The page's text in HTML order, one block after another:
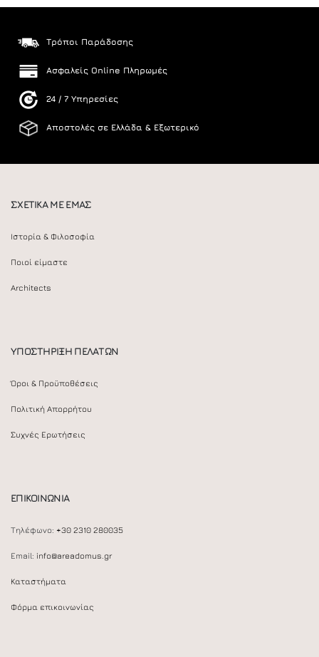
Τρόποι Παράδοσης
Ασφαλείς Online Πληρωμές
24 / 7 Υπηρεσίες
Αποστολές σε Ελλάδα & Εξωτερικό
ΣΧΕΤΙΚΑ ΜΕ ΕΜΑΣ
Ιστορία & Φιλοσοφία
Ποιοί είμαστε
Architects
ΥΠΟΣΤΗΡΙΞΗ ΠΕΛΑΤΩΝ
Όροι & Προϋποθέσεις
Πολιτική Απορρήτου
Συχνές Ερωτήσεις
ΕΠΙΚΟΙΝΩΝΙΑ
Τηλέφωνο: +30 2310 280035
Email: info@areadomus.gr
Καταστήματα
Φόρμα επικοινωνίας